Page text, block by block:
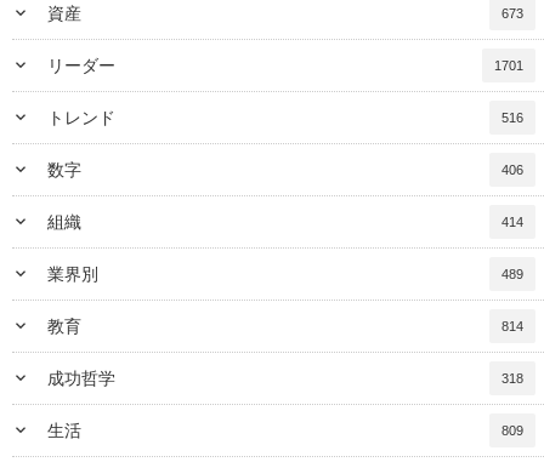
keyboard_arrow_down 資産 673
keyboard_arrow_down リーダー 1701
keyboard_arrow_down トレンド 516
keyboard_arrow_down 数字 406
keyboard_arrow_down 組織 414
keyboard_arrow_down 業界別 489
keyboard_arrow_down 教育 814
keyboard_arrow_down 成功哲学 318
keyboard_arrow_down 生活 809